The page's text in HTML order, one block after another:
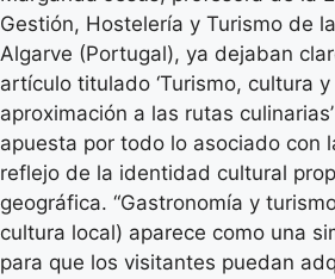
Gestión, Hostelería y Turismo de
Algarve (Portugal), ya dejaban
artículo titulado ‘Turismo, cultura
aproximación a las rutas
apuesta por todo lo asociado con
reflejo de la identidad cultural
geográfica. “Gastronomía y
cultura local) aparece como una
para que los visitantes puedan